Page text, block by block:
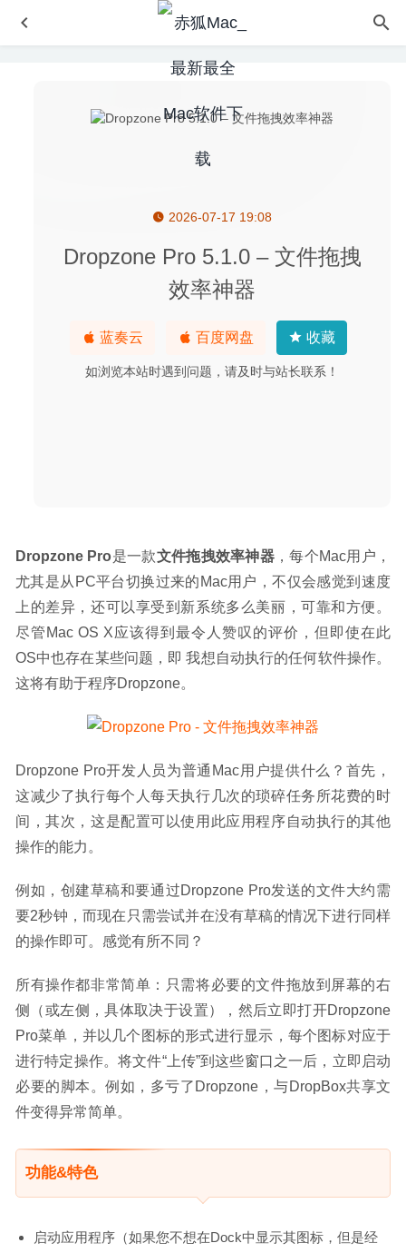
2026-07-17 19:08
Dropzone Pro 5.1.0 – 文件拖拽
效率神器
蓝奏云 百度网盘 收藏
如浏览本站时遇到问题，请及时与站长联系！
Dropzone Pro是一款文件拖拽效率神器 ，每个Mac用户，
尤其是从PC平台切换过来的Mac用户，不仅会感觉到速度
上的差异，还可以享受到新系统多么美丽，可靠和方便。
尽管Mac OS X应该得到最令人赞叹的评价，但即使在此
OS中也存在某些问题，即 我想自动执行的任何软件操作。
这将有助于程序Dropzone。
Dropzone Pro开发人员为普通Mac用户提供什么？首先，
这减少了执行每个人每天执行几次的琐碎任务所花费的时
间，其次，这是配置可以使用此应用程序自动执行的其他
操作的能力。
例如，创建草稿和要通过Dropzone Pro发送的文件大约需
要2秒钟，而现在只需尝试并在没有草稿的情况下进行同样
的操作即可。感觉有所不同？
所有操作都非常简单：只需将必要的文件拖放到屏幕的右
侧（或左侧，具体取决于设置），然后立即打开Dropzone
Pro菜单，并以几个图标的形式进行显示，每个图标对应于
进行特定操作。将文件“上传”到这些窗口之一后，立即启动
必要的脚本。例如，多亏了Dropzone，与DropBox共享文
件变得异常简单。
功能&特色
启动应用程序（如果您不想在Dock中显示其图标，但是经
Sweet Home 3D 7.5.7 – 3D室内装潢设计软件
Slidepad 1.0.34 – WEB应用侧边滑动窗口切换神器 2020-
WebVideoHunter Pro 6.0.9 for Mac- 网络视频下载工具
PullTube 1.5.4 中文版-非常好用的高颜值Youtube视频下载
2020-09-09